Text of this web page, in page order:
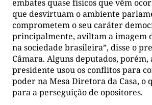
embates quase físicos que vêm
que desvirtuam o ambiente
comprometem o seu caráter
principalmente, aviltam a imagem
na sociedade brasileira”, disse o
Câmara. Alguns deputados, porém,
presidente usou os conflitos para
poder na Mesa Diretora da Casa, o
para a perseguição de opositores.